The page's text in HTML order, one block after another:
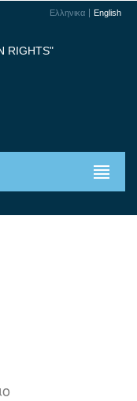
Ελληνικα English
RIGHTS"